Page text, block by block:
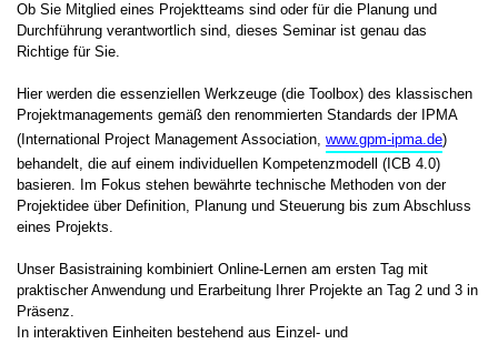
Ob Sie Mitglied eines Projektteams sind oder für die Planung und
Durchführung verantwortlich sind, dieses Seminar ist genau das
Richtige für Sie.
Hier werden die essenziellen Werkzeuge (die Toolbox) des klassischen
Projektmanagements gemäß den renommierten Standards der IPMA
(International Project Management Association, www.gpm-ipma.de)
behandelt, die auf einem individuellen Kompetenzmodell (ICB 4.0)
basieren. Im Fokus stehen bewährte technische Methoden von der
Projektidee über Definition, Planung und Steuerung bis zum Abschluss
eines Projekts.
Unser Basistraining kombiniert Online-Lernen am ersten Tag mit
praktischer Anwendung und Erarbeitung Ihrer Projekte an Tag 2 und 3 in
Präsenz.
In interaktiven Einheiten bestehend aus Einzel- und